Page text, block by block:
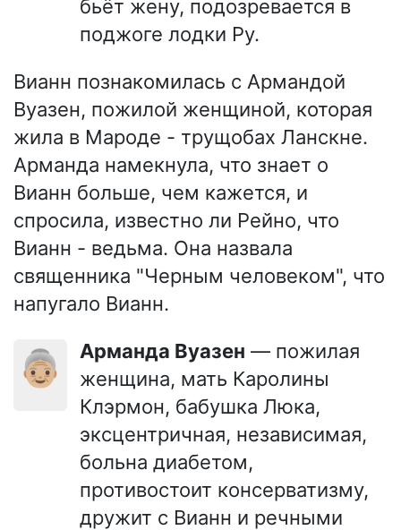
бьёт жену, подозревается в
поджоге лодки Ру.
Вианн познакомилась с Армандой
Вуазен, пожилой женщиной, которая
жила в Мароде - трущобах Ланскне.
Арманда намекнула, что знает о
Вианн больше, чем кажется, и
спросила, известно ли Рейно, что
Вианн - ведьма. Она назвала
священника "Черным человеком", что
напугало Вианн.
👵🏼 Арманда Вуазен — пожилая
женщина, мать Каролины
Клэрмон, бабушка Люка,
эксцентричная, независимая,
больна диабетом,
противостоит консерватизму,
дружит с Вианн и речными